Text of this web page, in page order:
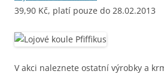
39,90 Kč, platí pouze do 28.02.2013
V akci naleznete ostatní výrobky a